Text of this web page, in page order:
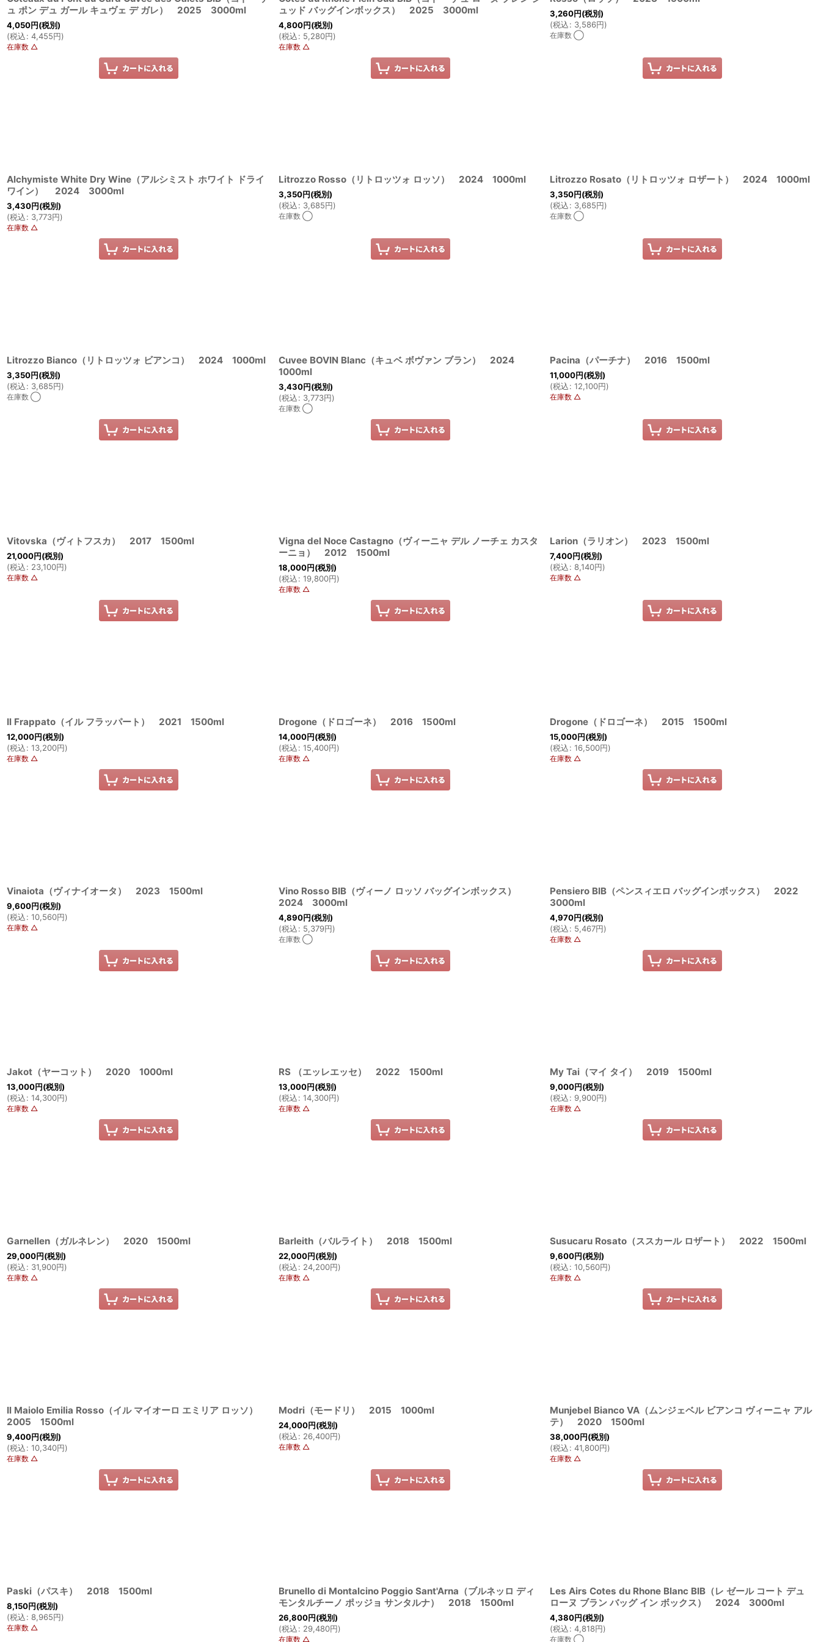
ュ ポン デュ ガール キュヴェ デ ガレ） 2025 3000ml
4,050円(税別)
(税込: 4,455円)
在庫数 △
ュッド バッグインボックス） 2025 3000ml
4,800円(税別)
(税込: 5,280円)
在庫数 △
3,260円(税別)
(税込: 3,586円)
在庫数 ◯
Alchymiste White Dry Wine（アルシミスト ホワイト ドライ
ワイン） 2024 3000ml
3,430円(税別)
(税込: 3,773円)
在庫数 △
Litrozzo Rosso（リトロッツォ ロッソ） 2024 1000ml
3,350円(税別)
(税込: 3,685円)
在庫数 ◯
Litrozzo Rosato（リトロッツォ ロザート） 2024 1000ml
3,350円(税別)
(税込: 3,685円)
在庫数 ◯
Litrozzo Bianco（リトロッツォ ビアンコ） 2024 1000ml
3,350円(税別)
(税込: 3,685円)
在庫数 ◯
Cuvee BOVIN Blanc（キュベ ボヴァン ブラン） 2024
1000ml
3,430円(税別)
(税込: 3,773円)
在庫数 ◯
Pacina（パーチナ） 2016 1500ml
11,000円(税別)
(税込: 12,100円)
在庫数 △
Vitovska（ヴィトフスカ） 2017 1500ml
21,000円(税別)
(税込: 23,100円)
在庫数 △
Vigna del Noce Castagno（ヴィーニャ デル ノーチェ カスタ
ーニョ） 2012 1500ml
18,000円(税別)
(税込: 19,800円)
在庫数 △
Larion（ラリオン） 2023 1500ml
7,400円(税別)
(税込: 8,140円)
在庫数 △
Il Frappato（イル フラッパート） 2021 1500ml
12,000円(税別)
(税込: 13,200円)
在庫数 △
Drogone（ドロゴーネ） 2016 1500ml
14,000円(税別)
(税込: 15,400円)
在庫数 △
Drogone（ドロゴーネ） 2015 1500ml
15,000円(税別)
(税込: 16,500円)
在庫数 △
Vinaiota（ヴィナイオータ） 2023 1500ml
9,600円(税別)
(税込: 10,560円)
在庫数 △
Vino Rosso BIB（ヴィーノ ロッソ バッグインボックス）
2024 3000ml
4,890円(税別)
(税込: 5,379円)
在庫数 ◯
Pensiero BIB（ペンスィエロ バッグインボックス） 2022
3000ml
4,970円(税別)
(税込: 5,467円)
在庫数 △
Jakot（ヤーコット） 2020 1000ml
13,000円(税別)
(税込: 14,300円)
在庫数 △
RS （エッレエッセ） 2022 1500ml
13,000円(税別)
(税込: 14,300円)
在庫数 △
My Tai（マイ タイ） 2019 1500ml
9,000円(税別)
(税込: 9,900円)
在庫数 △
Garnellen（ガルネレン） 2020 1500ml
29,000円(税別)
(税込: 31,900円)
在庫数 △
Barleith（バルライト） 2018 1500ml
22,000円(税別)
(税込: 24,200円)
在庫数 △
Susucaru Rosato（ススカール ロザート） 2022 1500ml
9,600円(税別)
(税込: 10,560円)
在庫数 △
Il Maiolo Emilia Rosso（イル マイオーロ エミリア ロッソ）
2005 1500ml
9,400円(税別)
(税込: 10,340円)
在庫数 △
Modri（モードリ） 2015 1000ml
24,000円(税別)
(税込: 26,400円)
在庫数 △
Munjebel Bianco VA（ムンジェベル ビアンコ ヴィーニャ アル
テ） 2020 1500ml
38,000円(税別)
(税込: 41,800円)
在庫数 △
Paski（パスキ） 2018 1500ml
8,150円(税別)
(税込: 8,965円)
在庫数 △
Brunello di Montalcino Poggio Sant'Arna（ブルネッロ ディ
モンタルチーノ ポッジョ サンタルナ） 2018 1500ml
26,800円(税別)
(税込: 29,480円)
在庫数 △
Les Airs Cotes du Rhone Blanc BIB（レ ゼール コート デュ
ローヌ ブラン バッグ イン ボックス） 2024 3000ml
4,380円(税別)
(税込: 4,818円)
在庫数 ◯